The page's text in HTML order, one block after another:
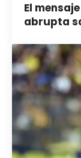
El
abrupta